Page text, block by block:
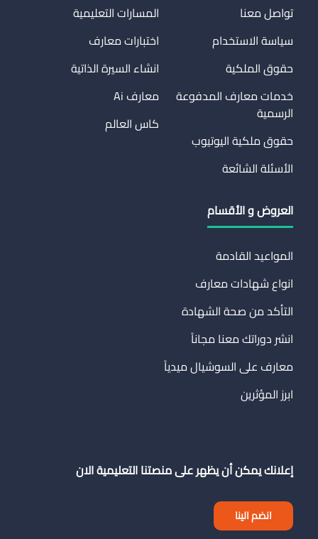
تواصل معنا
سياسة الاستخدام
حقوق الملكية
خدمات معارف المدفوعة
الرسمية
حقوق ملكية اليوتيوب
الأسئلة الشائعة
المسارات التعليمية
اختبارات معارف
انشاء السيرة الذاتية
معارف Ai
كاس العالم
العروض و الأقسام
المواعيد القادمة
انواع شهادات معارف
التأكد من صحة الشهادة
انشر دوراتك معنا مجاناً
معارف على السوشيال ميدياً
ابرز المؤثرين
إعلانك يمكن أن يظهر على منصتنا التعليمية الان
انضم الينا